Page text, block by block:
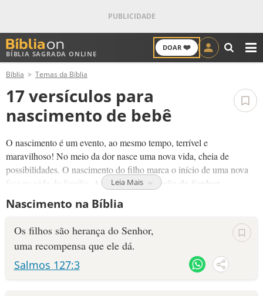
BÍBLIA SAGRADA ONLINE
DOAR ❤️
ANTIGO TESTAMENTO
NOVO TESTAMENTO
VERSÍCULO DO DIA
SALMO DO DIA
DEVOCIONAL DIÁRIO
Bíblia Temas da Bíblia
17 versículos para
nascimento de bebê
O nascimento é um evento, ao mesmo tempo, terrível e
maravilhoso! No meio da dor nasce uma nova vida, cheia de
possibilidades. O nascimento do filho marca o início de uma nova
fase na vida da família.
A vida é uma bênção do Senhor.
Quem aceita Jesus como seu salvador nasce de novo. Este é um
nascemos para a vida eterna. Temos uma nova oportunidade para
ter uma vida diferente, com Jesus.
Leia Mais
Nascimento na Bíblia
Os filhos são herança do Senhor,
uma recompensa que ele dá.
Salmos 127:3